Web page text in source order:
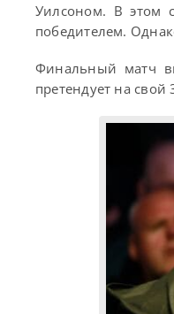
Уилсоном. В этом
победителем.
Финальный матч
претендует на